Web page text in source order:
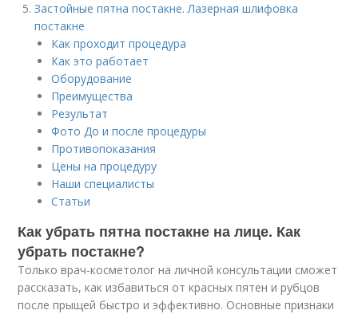
Застойные пятна постакне. Лазерная шлифовка
постакне
Как проходит процедура
Как это работает
Оборудование
Преимущества
Результат
Фото До и после процедуры
Противопоказания
Цены на процедуру
Наши специалисты
Статьи
Как убрать пятна постакне на лице. Как
убрать постакне?
Только врач-косметолог на личной консультации сможет
рассказать, как избавиться от красных пятен и рубцов
после прыщей быстро и эффективно. Основные признаки